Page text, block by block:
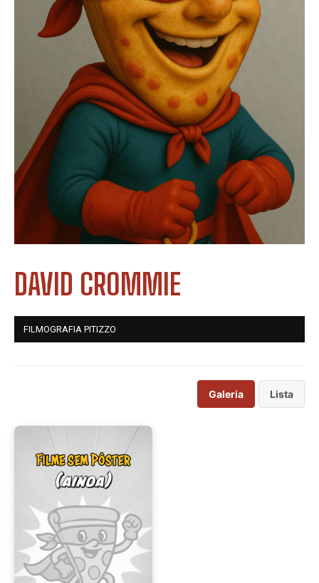
DAVID CROMMIE
FILMOGRAFIA PITIZZO
Galeria Lista